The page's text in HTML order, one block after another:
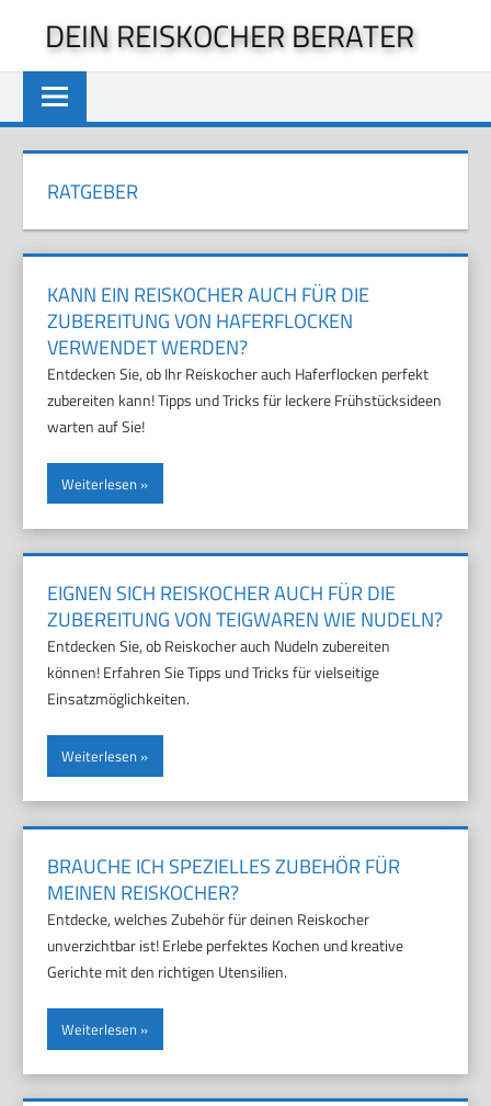
springen
DEIN REISKOCHER BERATER
RATGEBER
KANN EIN REISKOCHER AUCH FÜR DIE
ZUBEREITUNG VON HAFERFLOCKEN
VERWENDET WERDEN?
Entdecken Sie, ob Ihr Reiskocher auch Haferflocken perfekt
zubereiten kann! Tipps und Tricks für leckere Frühstücksideen
warten auf Sie!
Weiterlesen
EIGNEN SICH REISKOCHER AUCH FÜR DIE
ZUBEREITUNG VON TEIGWAREN WIE NUDELN?
Entdecken Sie, ob Reiskocher auch Nudeln zubereiten
können! Erfahren Sie Tipps und Tricks für vielseitige
Einsatzmöglichkeiten.
Weiterlesen
BRAUCHE ICH SPEZIELLES ZUBEHÖR FÜR
MEINEN REISKOCHER?
Entdecke, welches Zubehör für deinen Reiskocher
unverzichtbar ist! Erlebe perfektes Kochen und kreative
Gerichte mit den richtigen Utensilien.
Weiterlesen